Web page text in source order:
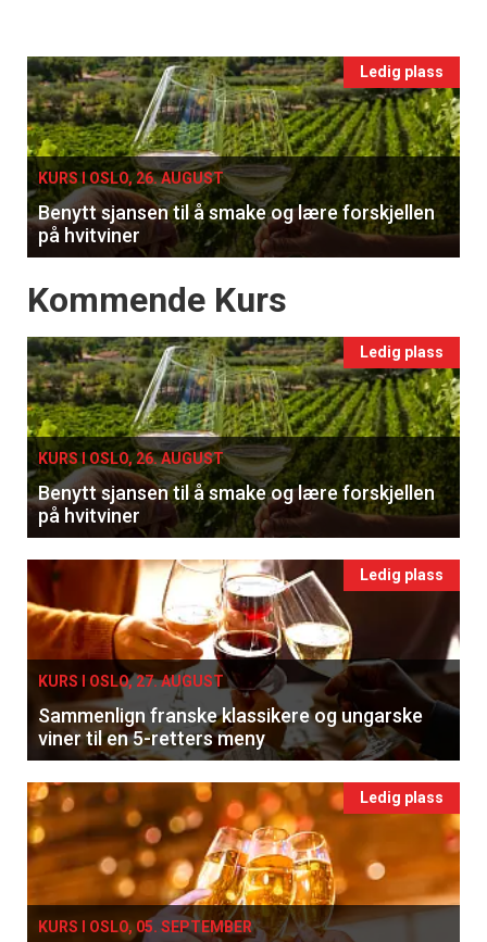
vin
Events
single
Ledig plass
KURS I OSLO, 26. AUGUST
Benytt sjansen til å smake og lære forskjellen
på hvitviner
Events
Kommende Kurs
Ledig plass
KURS I OSLO, 26. AUGUST
Benytt sjansen til å smake og lære forskjellen
på hvitviner
Ledig plass
KURS I OSLO, 27. AUGUST
Sammenlign franske klassikere og ungarske
viner til en 5-retters meny
Ledig plass
KURS I OSLO, 05. SEPTEMBER